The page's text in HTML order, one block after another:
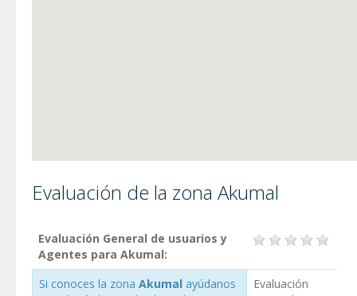
Evaluación de la zona Akumal
Evaluación General de usuarios y
Agentes para Akumal:
Si conoces la zona Akumal ayúdanos
Evaluación